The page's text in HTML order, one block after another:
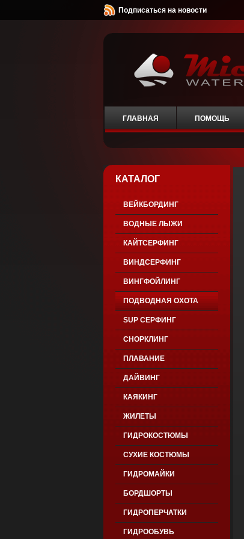
Подписаться на новости
ГЛАВНАЯ ПОМОЩЬ
КАТАЛОГ
ВЕЙКБОРДИНГ
ВОДНЫЕ ЛЫЖИ
КАЙТСЕРФИНГ
ВИНДСЕРФИНГ
ВИНГФОЙЛИНГ
ПОДВОДНАЯ ОХОТА
SUP СЕРФИНГ
СНОРКЛИНГ
ПЛАВАНИЕ
ДАЙВИНГ
КАЯКИНГ
ЖИЛЕТЫ
ГИДРОКОСТЮМЫ
СУХИЕ КОСТЮМЫ
ГИДРОМАЙКИ
БОРДШОРТЫ
ГИДРОПЕРЧАТКИ
ГИДРООБУВЬ